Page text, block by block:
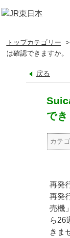
トップカテゴリー >
は確認できますか。
戻る
でき
カテ
再発
再発
売機
ら26
きま